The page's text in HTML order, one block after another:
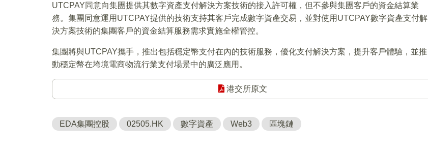
UTCPAY同意向集團提供其數字資產支付解決方案技術的接入許可權，但不參與集團客戶的資金結算業
務。集團同意運用UTCPAY提供的技術支持其客戶完成數字資產交易，並對使用UTCPAY數字資產支付解
決方案技術的集團客戶的資金結算服務需求實施全權管控。
集團將與UTCPAY攜手，推出包括穩定幣支付在內的技術服務，優化支付解決方案，提升客戶體驗，並推
動穩定幣在垮境電商物流行業支付場景中的廣泛應用。
港交所原文
EDA集團控股 02505.HK 數字資產 Web3 區塊鏈